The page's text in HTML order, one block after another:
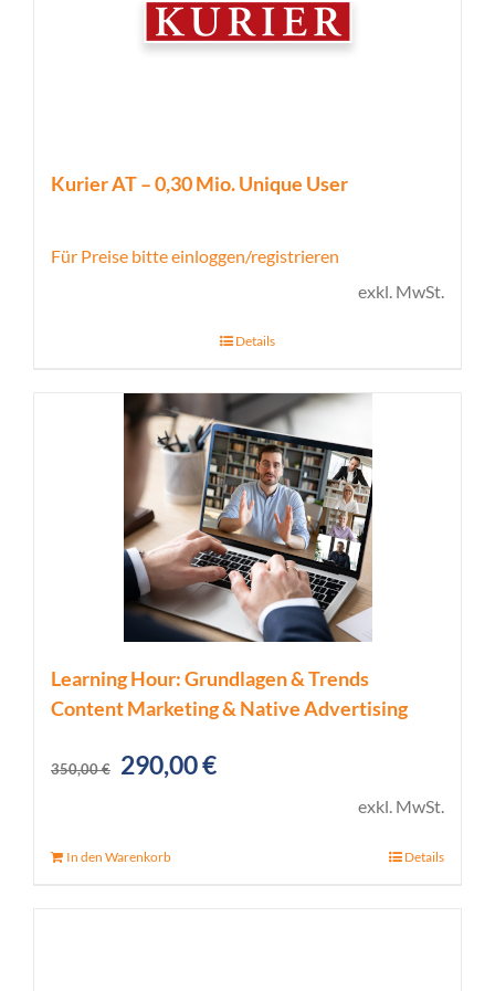
Kurier AT – 0,30 Mio. Unique User
Für Preise bitte einloggen/registrieren
exkl. MwSt.
Details
Learning Hour: Grundlagen & Trends
Content Marketing & Native Advertising
350,00€
Ursprünglicher
290,00€Aktueller
exkl. MwSt.
In den Warenkorb Details